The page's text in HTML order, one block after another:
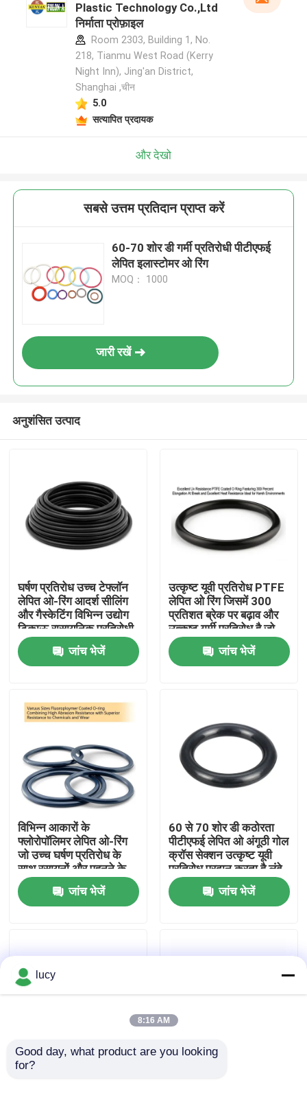
होम
उत्पाद
वीडियो
हमारे बारे में
फैक्टरी यात्रा
सभी मामलों
Plastic Technology Co.,Ltd
निर्माता प्रोफ़ाइल
Room 2303, Building 1, No.
218, Tianmu West Road (Kerry
Night Inn), Jing'an District,
Shanghai ,चीन
5.0
सत्यापित प्रदायक
और देखो
सबसे उत्तम प्रतिदान प्राप्त करें
60-70 शोर डी गर्मी प्रतिरोधी पीटीएफई
लेपित इलास्टोमर ओ रिंग
MOQ： 1000
जारी रखें
अनुशंसित उत्पाद
घर्षण प्रतिरोध उच्च टेफ्लॉन
लेपित ओ-रिंग आदर्श सीलिंग
और गैस्केटिंग विभिन्न उद्योग
टिकाऊ रासायनिक प्रतिरोधी
जांच भेजें
उत्कृष्ट यूवी प्रतिरोध PTFE
लेपित ओ रिंग जिसमें 300
प्रतिशत ब्रेक पर बढ़ाव और
उत्कृष्ट गर्मी प्रतिरोध है जो
कठोर वातावरण के लिए आदर्श
है
जांच भेजें
विभिन्न आकारों के
फ्लोरोपॉलिमर लेपित ओ-रिंग
जो उच्च घर्षण प्रतिरोध के
साथ रसायनों और पहनने के
लिए बेहतर प्रतिरोध को
जोड़ती है
जांच भेजें
60 से 70 शोर डी कठोरता
पीटीएफई लेपित ओ अंगूठी गोल
क्रॉस सेक्शन उत्कृष्ट यूवी
प्रतिरोध प्रदान करता है लंबे
समय के लिए डिज़ाइन किया
गया
जांच भेजें
ब्रेक पर लम्बाई 300 प्रतिशत
lucy
8:16 AM
Good day, what product are you looking
for?